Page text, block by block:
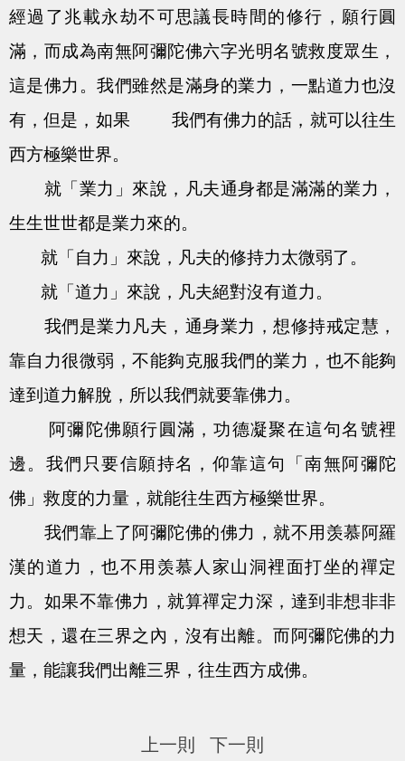
經過了兆載永劫不可思議長時間的修行，願行圓
滿，而成為南無阿彌陀佛六字光明名號救度眾生，
這是佛力。我們雖然是滿身的業力，一點道力也沒
有，但是，如果 我們有佛力的話，就可以往生
西方極樂世界。
就「業力」來說，凡夫通身都是滿滿的業力，
生生世世都是業力來的。
就「自力」來說，凡夫的修持力太微弱了。
就「道力」來說，凡夫絕對沒有道力。
我們是業力凡夫，通身業力，想修持戒定慧，
靠自力很微弱，不能夠克服我們的業力，也不能夠
達到道力解脫，所以我們就要靠佛力。
阿彌陀佛願行圓滿，功德凝聚在這句名號裡
邊。我們只要信願持名，仰靠這句「南無阿彌陀
佛」救度的力量，就能往生西方極樂世界。
我們靠上了阿彌陀佛的佛力，就不用羡慕阿羅
漢的道力，也不用羡慕人家山洞裡面打坐的禪定
力。如果不靠佛力，就算禪定力深，達到非想非非
想天，還在三界之內，沒有出離。而阿彌陀佛的力
量，能讓我們出離三界，往生西方成佛。
上一則 下一則